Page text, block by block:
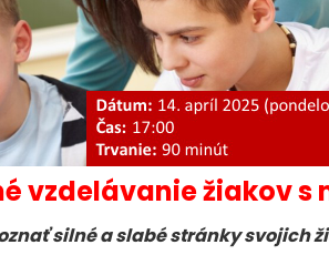
vzdelávanie žiakov
silné a slabé stránky svojich